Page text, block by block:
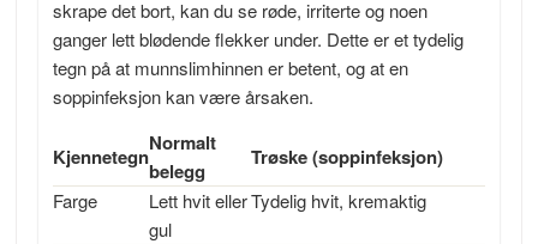
skrape det bort, kan du se røde, irriterte og noen
ganger lett blødende flekker under. Dette er et tydelig
tegn på at munnslimhinnen er betent, og at en
soppinfeksjon kan være årsaken.
Kjennetegn
Normalt
belegg
Trøske (soppinfeksjon)
Farge
Lett hvit eller
gul
Tydelig hvit, kremaktig